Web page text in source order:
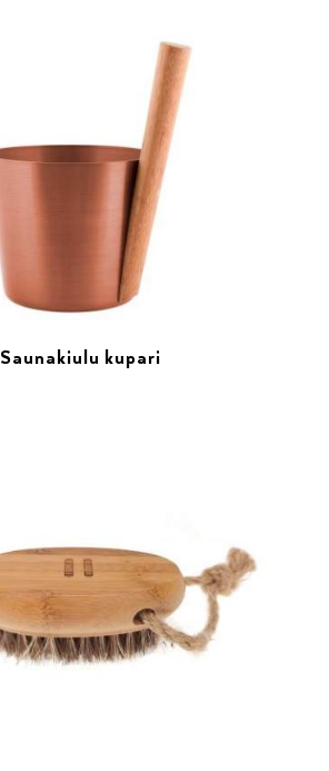
Saunakiulu kupari